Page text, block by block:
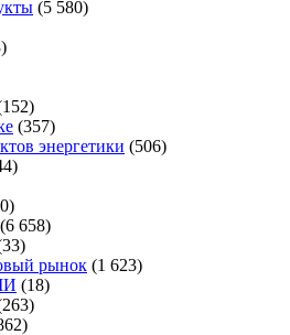
(5 580)
(357)
энергетики (506)
(6 658)
рынок (1 623)
(18)